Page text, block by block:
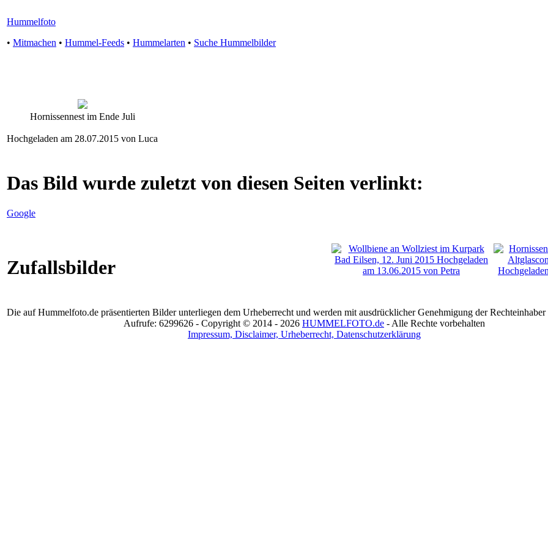
Hummelfoto
• Mitmachen • Hummel-Feeds • Hummelarten • Suche Hummelbilder
Hornissennest im Ende Juli
Hochgeladen am 28.07.2015 von Luca
Das Bild wurde zuletzt von diesen Seiten verlinkt:
Google
Zufallsbilder
Die auf Hummelfoto.de präsentierten Bilder unterliegen dem Urheberrecht und werden mit ausdrücklicher Genehmigung der
Aufrufe: 6299626 - Copyright © 2014 - 2026 HUMMELFOTO.de - Alle Rechte vorbehalten
Impressum, Disclaimer, Urheberrecht, Datenschutzerklärung